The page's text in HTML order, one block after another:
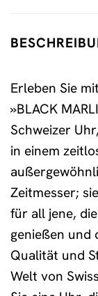
Erleben Sie
»BLACK
Schweizer
in einem
Zeitmesser;
für all jene,
genießen und
Qualität und
Welt von